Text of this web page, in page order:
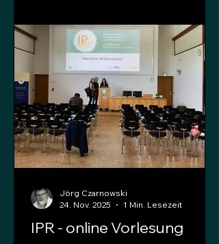
Information KI und KULTUR Der
Sammelband "KI und Kultur – Chimäre
oder Chance?" ist eine Kooperation von
Fachhochschule Kiel und
Landesbibliothek Schleswig-Holstein,
wird vom Land unterstützt und kann
kostenfrei heruntergeladen we
IPR - online Vorlesung
Jörg Czarnowski
24. Nov. 2025
1 Min. Lesezeit